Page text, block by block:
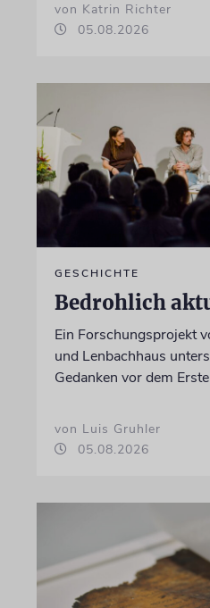
von Katrin Richter
05.08.2026
GESCHICHTE
Bedrohlich
Ein Forschungsprojekt
und Lenbachhaus
Gedanken vor dem
von Luis Gruhler
05.08.2026